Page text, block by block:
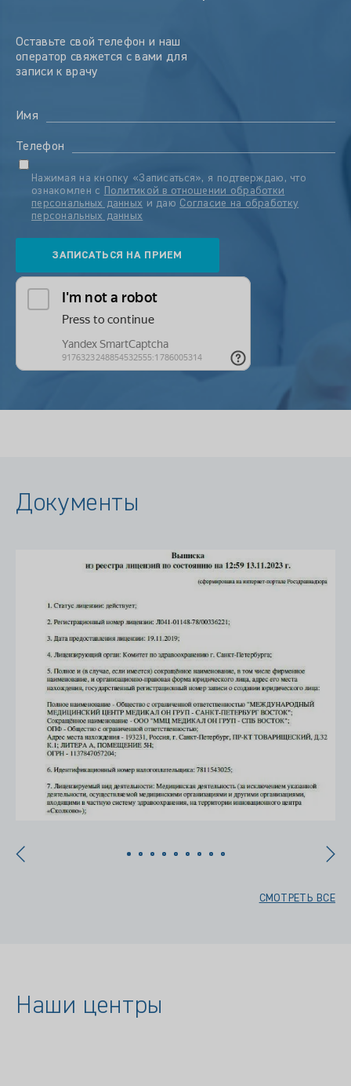
Оставьте свой телефон и наш
оператор свяжется с вами для
записи к врачу
Имя
Телефон
Нажимая на кнопку «Записаться», я подтверждаю, что
ознакомлен с Политикой в отношении обработки
персональных данных и даю Согласие на обработку
персональных данных
Документы
СМОТРЕТЬ ВСЕ
Наши центры